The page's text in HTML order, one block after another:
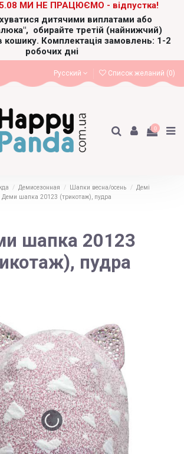
МИ НЕ ПРАЦЮЄМО - відпустка!
дитячими виплатами або
обирайте третій (найнижчий)
кошику. Комплектація замовлень: 1-2
робочих дні
Русский Список желаний (0)
0
Демисезонная Шапки весна/осень
Демі
Деми шапка 20123 (трикотаж), пудра
шапка 20123
пудра